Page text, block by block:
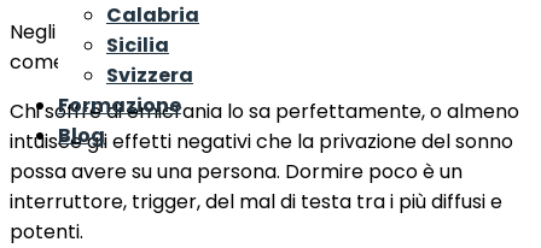
Calabria
Sicilia
Svizzera
Formazione
Blog
Negli ultimi anni sono stati effettuati molti studi su
come la mancanza di sonno incide sul cervello.
Chi soffre di emicrania lo sa perfettamente, o almeno
intuisce gli effetti negativi che la privazione del sonno
possa avere su una persona. Dormire poco è un
interruttore, trigger, del mal di testa tra i più diffusi e
potenti.